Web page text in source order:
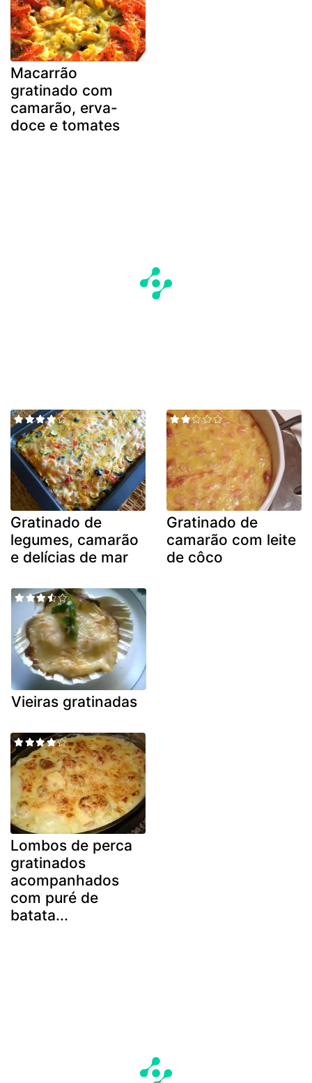
Macarrão
gratinado com
camarão, erva-
doce e tomates
Gratinado de
legumes, camarão
e delícias de mar
Gratinado de
camarão com leite
de côco
Vieiras gratinadas
Lombos de perca
gratinados
acompanhados
com puré de
batata...